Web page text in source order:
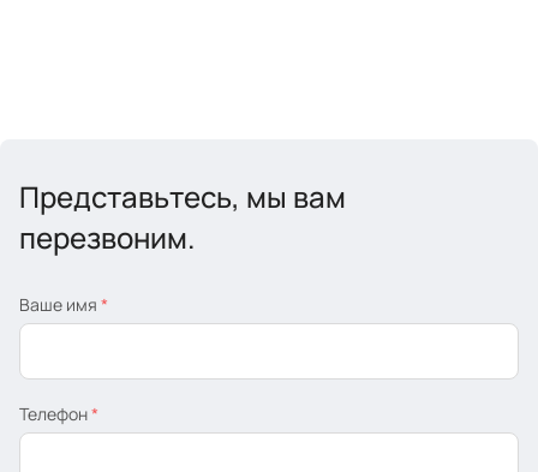
Представьтесь, мы вам
перезвоним.
Ваше имя *
Телефон*